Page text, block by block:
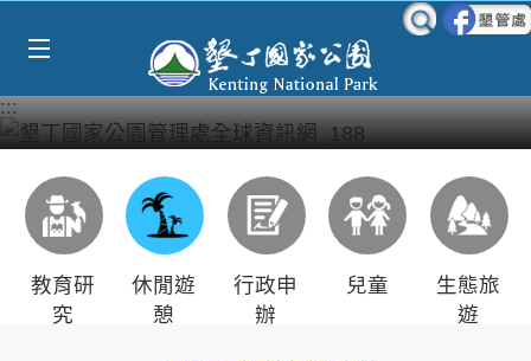
:::
教育研
究
休閒遊
憩
行政申
辦
兒童
生態旅
遊